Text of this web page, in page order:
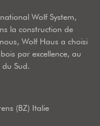
Wolf System,
la construction de
Wolf Haus a choisi
par excellence, au
Sud.
(BZ) Italie